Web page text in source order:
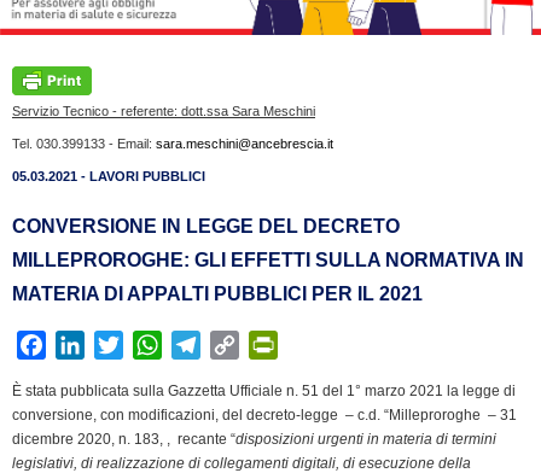
Servizio Tecnico - referente: dott.ssa Sara Meschini
Tel. 030.399133 - Email: sara.meschini@ancebrescia.it
05.03.2021 - LAVORI PUBBLICI
CONVERSIONE IN LEGGE DEL DECRETO
MILLEPROROGHE: GLI EFFETTI SULLA NORMATIVA IN
MATERIA DI APPALTI PUBBLICI PER IL 2021
c
e
b
n
k
e
i
t
t
W
a
s
l
e
g
C
p
y
L
i
n
t
È stata pubblicata sulla Gazzetta Ufficiale n. 51 del 1° marzo 2021 la legge di
conversione, con modificazioni, del decreto-legge – c.d. “Milleproroghe – 31
dicembre 2020, n. 183, , recante “disposizioni urgenti in materia di termini
legislativi, di realizzazione di collegamenti digitali, di esecuzione della